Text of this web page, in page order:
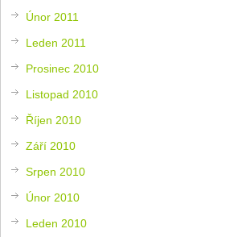
Únor 2011
Leden 2011
Prosinec 2010
Listopad 2010
Říjen 2010
Září 2010
Srpen 2010
Únor 2010
Leden 2010